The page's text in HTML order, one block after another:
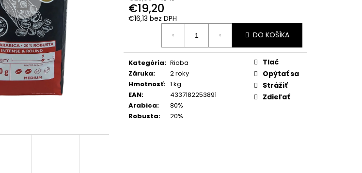
€19,20
€16,13 bez DPH
Jednotková
DO KOŠÍKA
Kategória: Rioba
Záruka:
2 roky
Hmotnosť: 1 kg
EAN:
4337182253891
Arabica:
80%
Robusta: 20%
Tlač
Opýtať sa
Strážiť
Zdieľať
PUMPKIN SPICE KAFFA COFFEE SUPER CREMA PREMIUM
ZRNKOVÁ KÁVA 1KG